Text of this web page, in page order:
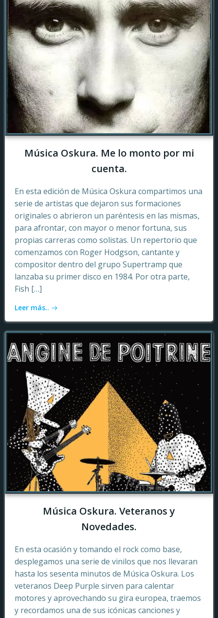
Música Oskura. Me lo monto por mi
cuenta.
En esta edición de Música Oskura compartimos una
serie de artistas que dejaron sus formaciones
originales o abrieron un paréntesis en las mismas,
para afrontar, con mayor o menor fortuna, sus
propias carreras como solistas. Un repertorio que
comenzamos con Roger Hodgson, cantante y
compositor dentro del grupo Supertramp que
lanzaba su primer disco en 1984. Por otra parte,
Fish […]
Leer más..
Música Oskura. Veteranos y
Novedades.
En esta ocasión y tomando el rock como base,
desplegamos una serie de vinilos que nos llevaran
hasta los sesenta minutos de Música Oskura. Los
veteranos Deep Purple sirven para calentar
motores y aprovechando su gira europea, traemos
y recordamos una de sus icónicas canciones y